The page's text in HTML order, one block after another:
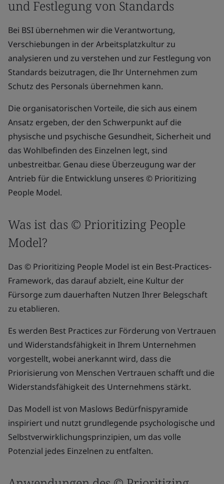
und Festlegung von Standards
Bei BSI übernehmen wir die Verantwortung,
Verschiebungen in der Arbeitsplatzkultur zu
analysieren und zu verstehen und zur Festlegung von
Standards beizutragen, die Ihr Unternehmen zum
Schutz des Personals übernehmen kann.
Die organisatorischen Vorteile, die sich aus einem
Ansatz ergeben, der den Schwerpunkt auf die
physische und psychische Gesundheit, Sicherheit und
das Wohlbefinden des Einzelnen legt, sind
unbestreitbar. Genau diese Überzeugung war der
Antrieb für die Entwicklung unseres © Prioritizing
People Model.
Was ist das © Prioritizing People
Model?
Das © Prioritizing People Model ist ein Best-Practices-
Framework, das darauf abzielt, eine Kultur der
Fürsorge zum dauerhaften Nutzen Ihrer Belegschaft
zu etablieren.
Es werden Best Practices zur Förderung von Vertrauen
und Widerstandsfähigkeit in Ihrem Unternehmen
vorgestellt, wobei anerkannt wird, dass die
Priorisierung von Menschen Vertrauen schafft und die
Widerstandsfähigkeit des Unternehmens stärkt.
Das Modell ist von Maslows Bedürfnispyramide
inspiriert und nutzt grundlegende psychologische und
Selbstverwirklichungsprinzipien, um das volle
Potenzial jedes Einzelnen zu entfalten.